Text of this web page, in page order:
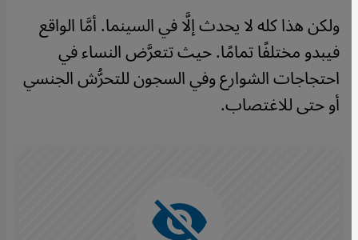
ولكن هذا كله لا يحدث إلَّا في السينما. أمَّا الواقع
فيبدو مختلفًا تمامًا. حيث تتعرَّض النساء في
احتجاجات الشوارع وفي السجون للتحرُّش الجنسي
أو حتى للاغتصاب.